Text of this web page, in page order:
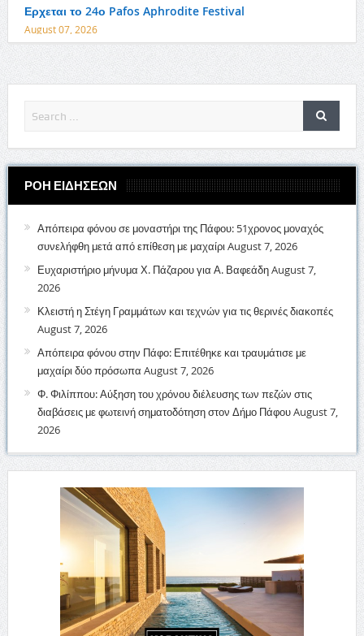
Ερχεται το 24ο Pafos Aphrodite Festival
August 07, 2026
ΡΟΗ ΕΙΔΗΣΕΩΝ
Απόπειρα φόνου σε μοναστήρι της Πάφου: 51χρονος μοναχός
συνελήφθη μετά από επίθεση με μαχαίριAugust 7, 2026
Ευχαριστήριο μήνυμα Χ. Πάζαρου για Α. ΒαφεάδηAugust 7,
2026
Κλειστή η Στέγη Γραμμάτων και τεχνών για τις θερινές διακοπές
August 7, 2026
Απόπειρα φόνου στην Πάφο: Επιτέθηκε και τραυμάτισε με
μαχαίρι δύο πρόσωπα August 7, 2026
Φ. Φιλίππου: Αύξηση του χρόνου διέλευσης των πεζών στις
διαβάσεις με φωτεινή σηματοδότηση στον Δήμο ΠάφουAugust 7,
2026